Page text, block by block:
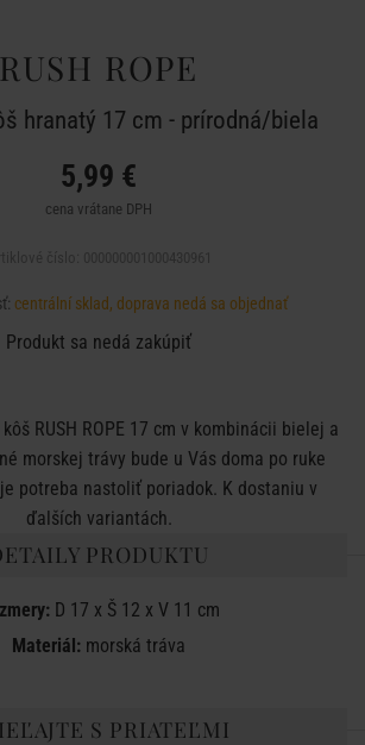
RUSH ROPE
hranatý 17 cm - prírodná/biela
5,99 €
cena vrátane DPH
centrální sklad, doprava nedá sa objednať
Produkt sa nedá zakúpiť
RUSH ROPE 17 cm v kombinácii bielej a
morskej trávy bude u Vás doma po ruke
potreba nastoliť poriadok. K dostaniu v
ďalších variantách.
PRODUKTU
D 17 x Š 12 x V 11 cm
Materiál: morská tráva
S PRIATEĽMI